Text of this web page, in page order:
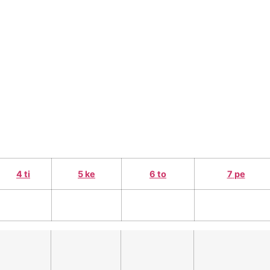
4ti 5ke 6 to 7 pe